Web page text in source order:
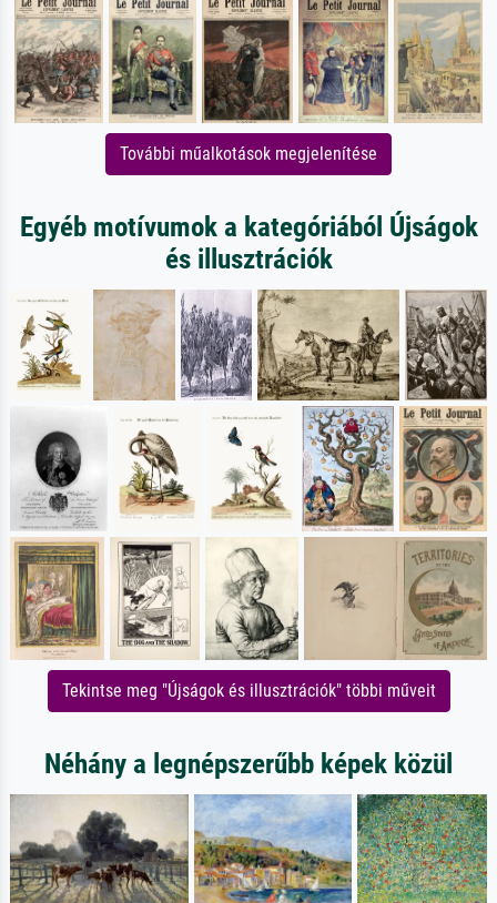
További műalkotások megjelenítése
Egyéb motívumok a kategóriából Újságok
és illusztrációk
Tekintse meg "Újságok és illusztrációk" többi műveit
Néhány a legnépszerűbb képek közül